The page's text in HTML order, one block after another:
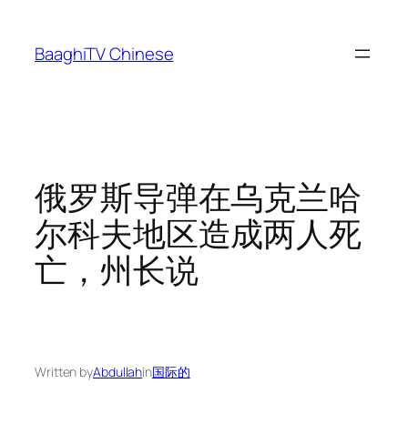
content
BaaghiTV Chinese
俄罗斯导弹在乌克兰哈
尔科夫地区造成两人死
亡，州长说
Written byAbdullahin国际的